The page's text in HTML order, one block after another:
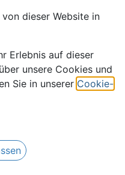
gelb | B -
zzgl.
dieser Website in
Erlebnis auf dieser
unsere Cookies und
Sie in unserer Cookie-